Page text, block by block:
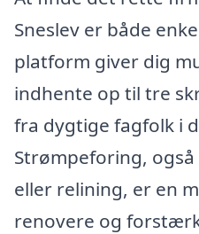
Sneslev er både
platform giver dig
indhente op til tre
fra dygtige fagfolk i
Strømpeforing,
eller relining, er en
renovere og